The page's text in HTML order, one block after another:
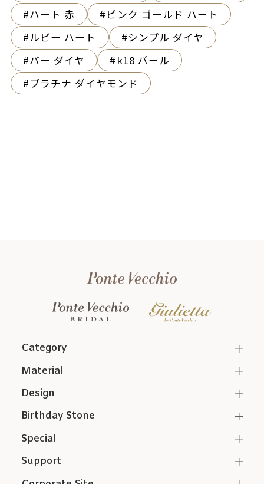
ハート 赤
ピンク ゴールド ハート
ルビー ハート
シンプル ダイヤ
バー ダイヤ
k18 パール
プラチナ ダイヤモンド
Category
Support
Material
Design
Birthday Stone
Special